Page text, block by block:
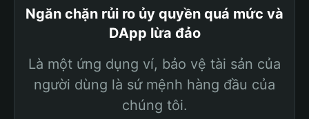
Ngăn chặn rủi ro ủy quyền quá mức và
DApp lừa đảo
Là một ứng dụng ví, bảo vệ tài sản của
người dùng là sứ mệnh hàng đầu của
chúng tôi.